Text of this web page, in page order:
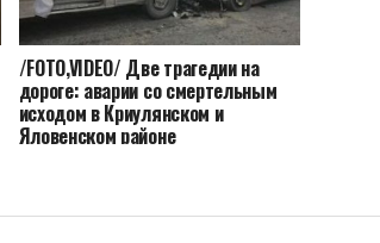
/FOTO,VIDEO/ Две трагедии на
дороге: аварии со смертельным
исходом в Криулянском и
Яловенском районе